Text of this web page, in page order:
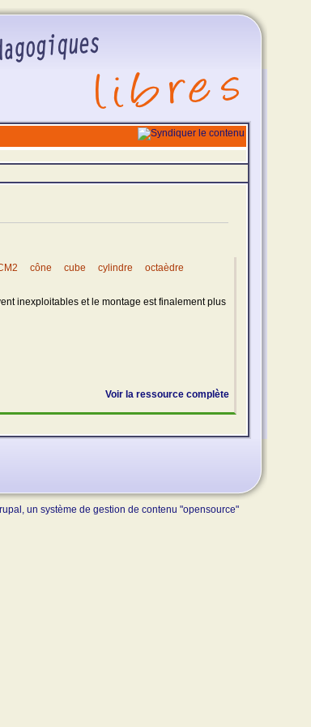
cône cube cylindre
octaèdre
inexploitables et le montage est finalement plus
Voir la ressource complète